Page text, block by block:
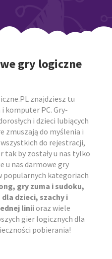
gry logiczne
znajdziesz tu
komputer PC. Gry-
i dzieci lubiących
zmuszają do myślenia i
do rejestracji,
by zostały u nas tylko
u nas darmowe gry
popularnych kategoriach
gry zuma i sudoku,
dzieci, szachy i
liniioraz wiele
gier logicznych dla
pobierania!